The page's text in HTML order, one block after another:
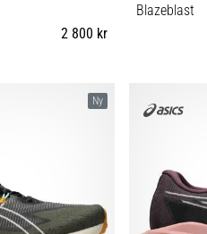
2 800 kr
42 42½ 43½ 44 44½
Blazeblast
Ny